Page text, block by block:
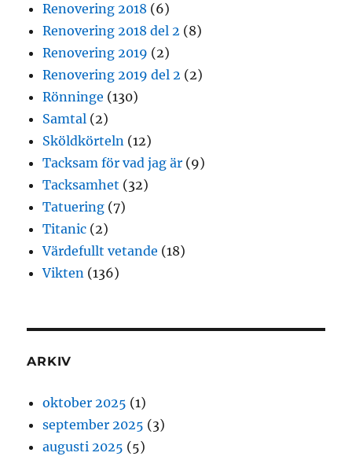
Renovering 2018 (6)
Renovering 2018 del 2 (8)
Renovering 2019 (2)
Renovering 2019 del 2 (2)
Rönninge (130)
Samtal (2)
Sköldkörteln (12)
Tacksam för vad jag är (9)
Tacksamhet (32)
Tatuering (7)
Titanic (2)
Värdefullt vetande (18)
Vikten (136)
ARKIV
oktober 2025 (1)
september 2025 (3)
augusti 2025 (5)